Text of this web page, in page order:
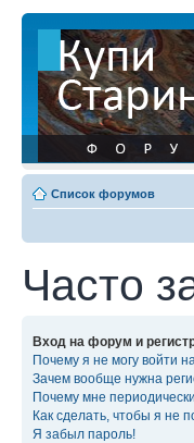
Список форумов
Часто
Вход на форум и
Почему я не могу войти
Зачем вообще нужна
Почему мне
Как сделать, чтобы я не
Я забыл пароль!